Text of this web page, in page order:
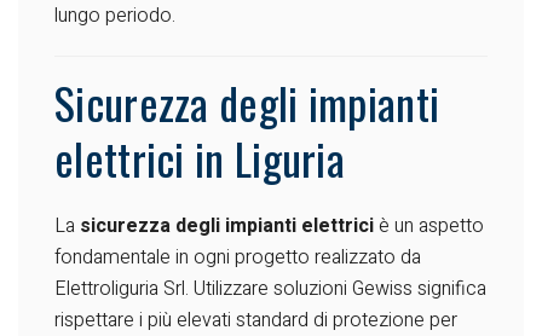
lungo periodo.
Sicurezza degli impianti
elettrici in Liguria
La sicurezza degli impianti elettriciè un aspetto
fondamentale in ogni progetto realizzato da
Elettroliguria Srl. Utilizzare soluzioni Gewiss significa
rispettare i più elevati standard di protezione per